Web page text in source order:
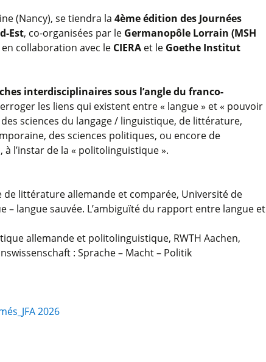
(Nancy), se tiendra la 4ème édition des Journées
Est, co-organisées par le Germanopôle Lorrain (MSH
en collaboration avec le CIERAet le Goethe Institut
interdisciplinaires sous l’angle du franco-
les liens qui existent entre « langue » et « pouvoir
sciences du langage / linguistique, de littérature,
des sciences politiques, ou encore de
l’instar de la « politolinguistique ».
de littérature allemande et comparée, Université de
– langue sauvée. L’ambiguïté du rapport entre langue et
allemande et politolinguistique, RWTH Aachen,
: Sprache – Macht – Politik
2026